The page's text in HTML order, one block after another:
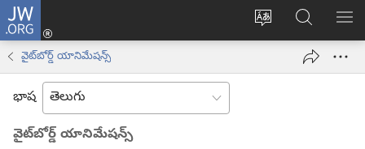
JW.ORG
సైట్
మార్చండి
లాగిన్
(కొత్త
ఓపెన్‌
JW.ORGలో
వెదకండి
వైట్‌బోర్డ్‌ యానిమేషన్స్‌
భాష
వైట్‌బోర్డ్‌ యానిమేషన్స్‌